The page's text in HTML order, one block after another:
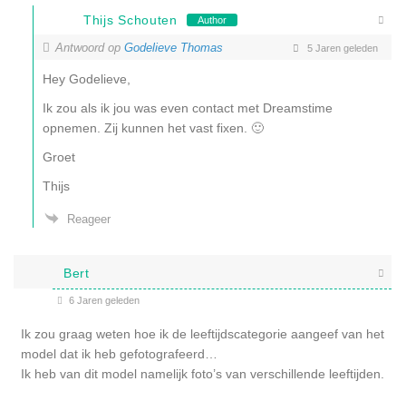
Thijs Schouten Author
Antwoord op Godelieve Thomas 5 Jaren geleden
Hey Godelieve,
Ik zou als ik jou was even contact met Dreamstime
opnemen. Zij kunnen het vast fixen. 🙂
Groet
Thijs
Reageer
Bert
6 Jaren geleden
Ik zou graag weten hoe ik de leeftijdscategorie aangeef van het
model dat ik heb gefotografeerd…
Ik heb van dit model namelijk foto’s van verschillende leeftijden.